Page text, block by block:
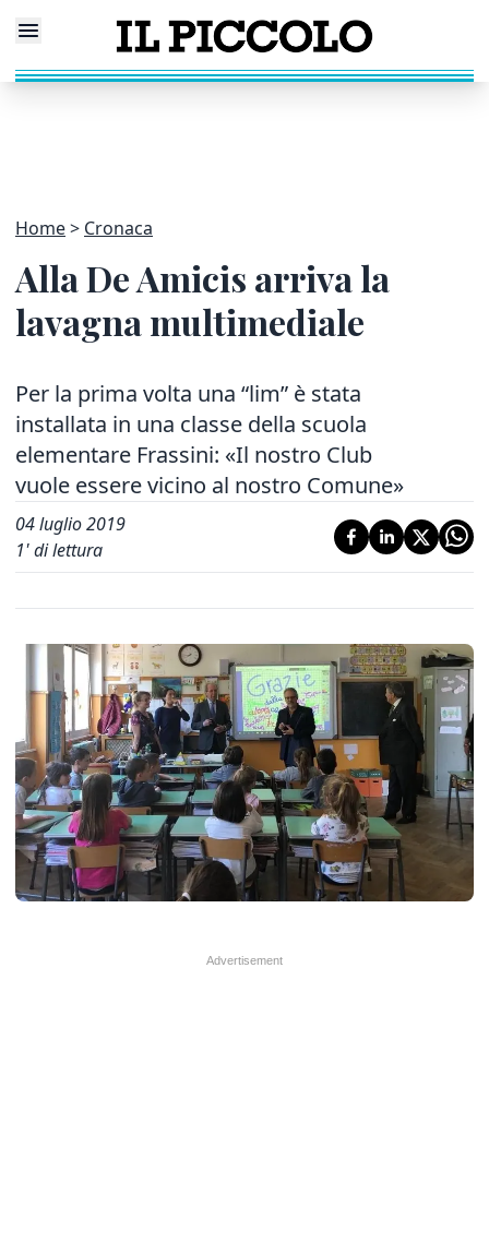
Home Cronaca
Alla De Amicis arriva la
lavagna multimediale
Per la prima volta una “lim” è stata
installata in una classe della scuola
elementare Frassini: «Il nostro Club
vuole essere vicino al nostro Comune»
04 luglio 2019
1' di lettura